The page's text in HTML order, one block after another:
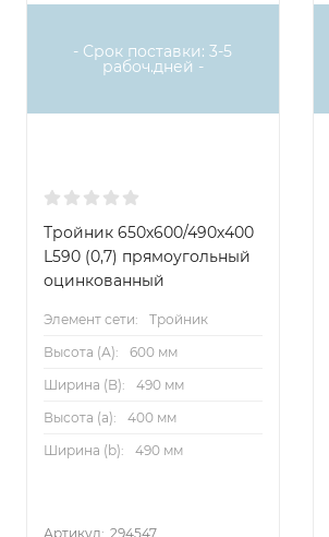
- Срок поставки: 3-5
рабоч.дней -
Тройник 650х600/490х400
L590 (0,7) прямоугольный
оцинкованный
Элемент сети:
Тройник
Высота (А):
600 мм
Ширина (B):
490 мм
Высота (a):
400 мм
Ширина (b):
490 мм
Артикул: 294547